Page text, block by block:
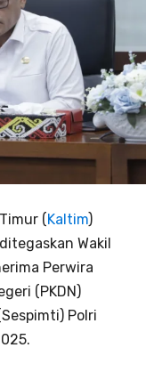
(Kaltim)
Wakil
Perwira
(PKDN)
Polri